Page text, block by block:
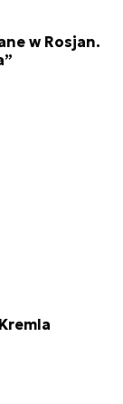
w Rosjan.